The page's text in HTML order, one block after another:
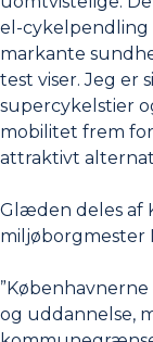
el-cykelpendling
markante
test viser. Jeg er
supercykelstier
mobilitet frem for
attraktivt
Glæden deles af
miljøborgmester
og uddannelse,